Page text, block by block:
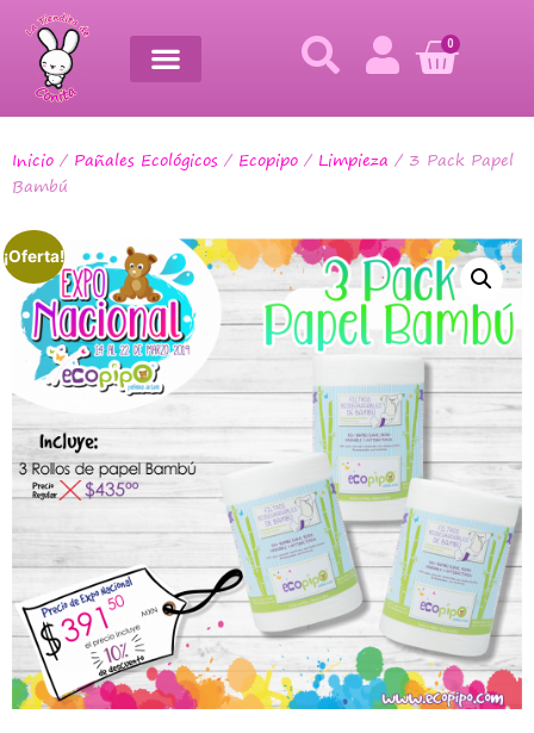
0
Inicio / Pañales Ecológicos / Ecopipo / Limpieza / 3 Pack Papel
Bambú
¡Oferta!